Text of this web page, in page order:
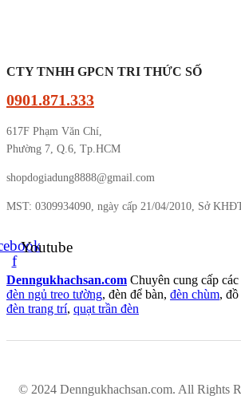
CTY TNHH GPCN TRI THỨC SỐ
0901.871.333
617F Phạm Văn Chí,
Phường 7, Q.6, Tp.HCM
shopdogiadung8888@gmail.com
MST: 0309934090, ngày cấp 21/04/2010, Sở
f
Youtube
Denngukhachsan.com Chuyên cung cấp
đèn ngủ treo tường, đèn để bàn, đèn chùm,
đèn trang trí, quạt trần đèn
© 2024 Denngukhachsan.com. All Rights